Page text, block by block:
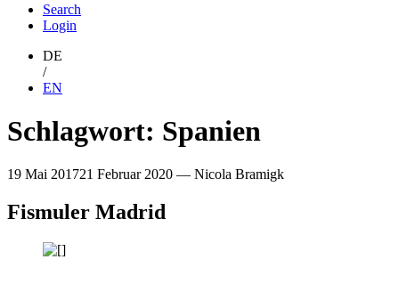
Search
Login
DE
/
EN
Schlagwort: Spanien
19 Mai 201721 Februar 2020 — Nicola Bramigk
Fismuler Madrid